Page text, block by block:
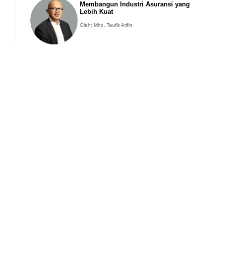
Membangun Industri Asuransi yang
Lebih Kuat
Oleh: Mhd. Taufik Arifin